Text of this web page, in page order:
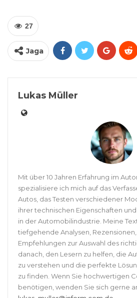
27
Jaga
Lukas Müller
Mit über 10 Jahren Erfahrung im
spezialisiere ich mich auf das
Autos, das Testen verschiedener
ihrer technischen Eigenschaften
in der Automobilindustrie. Meine
tiefgehende Analysen,
Empfehlungen zur Auswahl des
danach, den Lesern zu helfen, die
zu verstehen und die perfekte
zu finden. Wenn Sie hochwertigen
benötigen, wenden Sie sich gerne